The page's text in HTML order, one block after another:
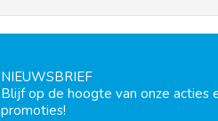
NIEUWSBRIEF
Blijf op de hoogte van onze acties
promoties!